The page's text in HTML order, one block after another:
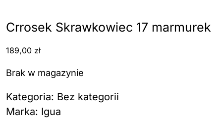
Crrosek Skrawkowiec 17 marmurek
189,00 zł
Brak w magazynie
Kategoria: Bez kategorii
Marka: Igua